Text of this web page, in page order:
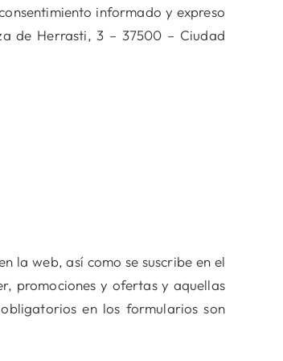
informado y expreso
de Herrasti, 3 – 37500 – Ciudad
la web, así como se suscribe en el
promociones y ofertas y aquellas
en los formularios son